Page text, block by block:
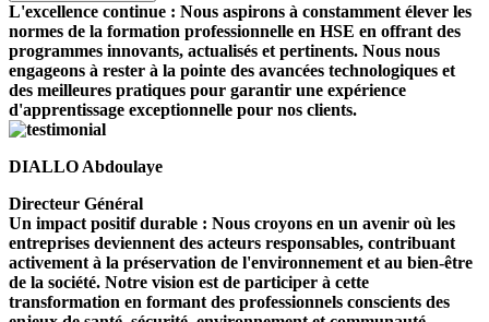
L'excellence continue : Nous aspirons à constamment élever les
normes de la formation professionnelle en HSE en offrant des
programmes innovants, actualisés et pertinents. Nous nous
engageons à rester à la pointe des avancées technologiques et
des meilleures pratiques pour garantir une expérience
d'apprentissage exceptionnelle pour nos clients.
DIALLO Abdoulaye
Directeur Général
Un impact positif durable : Nous croyons en un avenir où les
entreprises deviennent des acteurs responsables, contribuant
activement à la préservation de l'environnement et au bien-être
de la société. Notre vision est de participer à cette
transformation en formant des professionnels conscients des